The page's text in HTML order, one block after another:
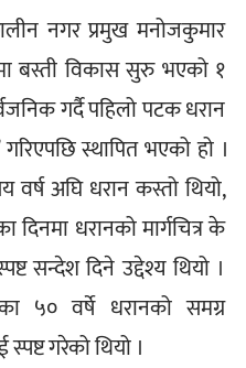
नगर प्रमुख मनोजकुमार
बस्ती विकास सुरु भएको १
गर्दै पहिलो पटक धरान
स्थापित भएको हो ।
वर्ष अघि धरान कस्तो थियो,
धरानको मार्गचित्र के
सन्देश दिने उद्देश्य थियो ।
५० वर्षे धरानको समग्र
गरेको थियो ।